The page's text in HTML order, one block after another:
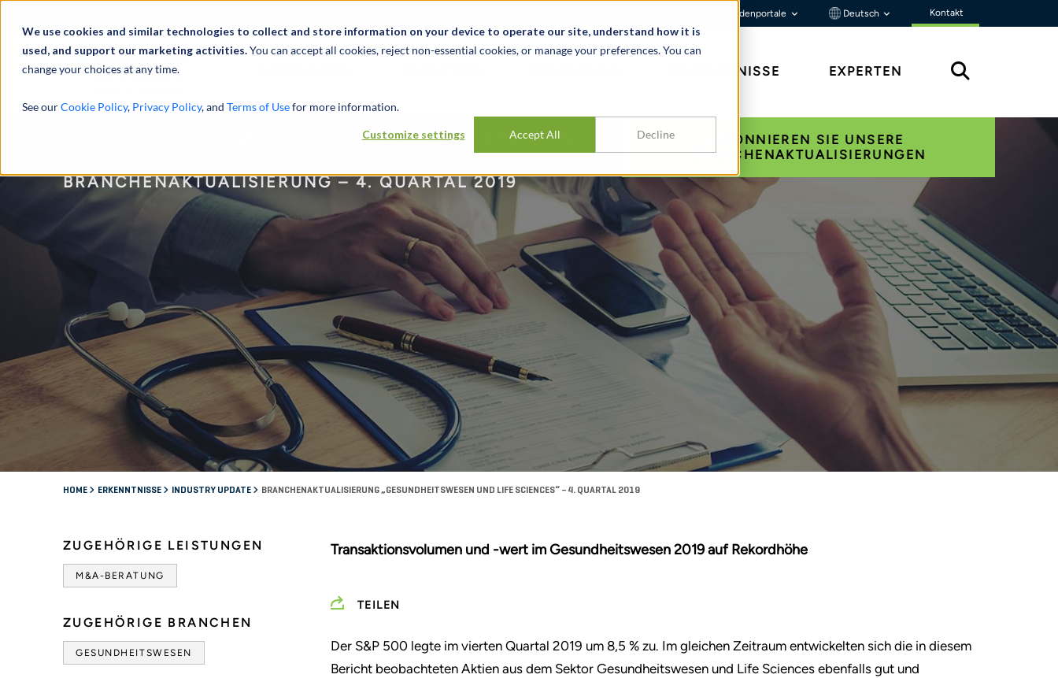
We use cookies and similar technologies to collect and store information on your device to operate our site, understand how it is
used, and support our marketing activities.You can accept all cookies, reject non-essential cookies, or manage your preferences. You can
change your choices at any time.
See ourCookie Policy, Privacy Policy, and Terms of Usefor more information.
Customize settings Accept All Decline
Kundenportale Deutsch Kontakt
ERKENNTNISSE EXPERTEN
Gesundheitswesen und Life Sciences
BRANCHENAKTUALISIERUNG – 4. QUARTAL 2019
ABONNIEREN SIE UNSERE
BRANCHENAKTUALISIERUNGEN
HOME ERKENNTNISSE INDUSTRY UPDATE BRANCHENAKTUALISIERUNG „GESUNDHEITSWESEN UND LIFE SCIENCES“ – 4. QUARTAL 2019
ZUGEHÖRIGE LEISTUNGEN
M&A-BERATUNG
ZUGEHÖRIGE BRANCHEN
GESUNDHEITSWESEN
Transaktionsvolumen und -wert im Gesundheitswesen 2019 auf Rekordhöhe
TEILEN
Der S&P 500 legte im vierten Quartal 2019 um 8,5 % zu. Im gleichen Zeitraum entwickelten sich die in diesem
Bericht beobachteten Aktien aus dem Sektor Gesundheitswesen und Life Sciences ebenfalls gut und